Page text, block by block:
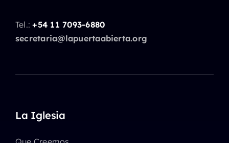
Tel.:+54 11 7093-6880
secretaria@lapuertaabierta.org
La Iglesia